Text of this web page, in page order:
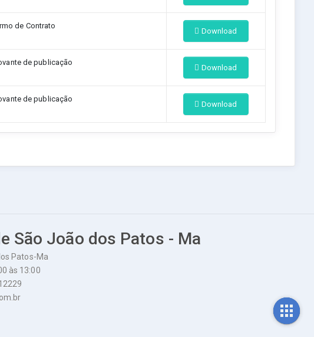
de Contrato
Download
de publicação
Download
de publicação
Download
São João dos Patos - Ma
Patos-Ma
às 13:00